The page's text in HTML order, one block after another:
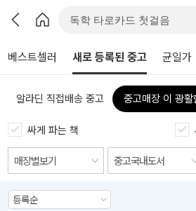
베스트셀러 새로 등록된 중고 균일가
알라딘 직접배송 중고 중고매장 이 광활
싸게 파는 책